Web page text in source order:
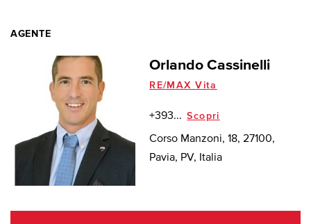
AGENTE
Orlando Cassinelli
RE/MAX Vita
+393... Scopri
Corso Manzoni, 18, 27100,
Pavia, PV, Italia